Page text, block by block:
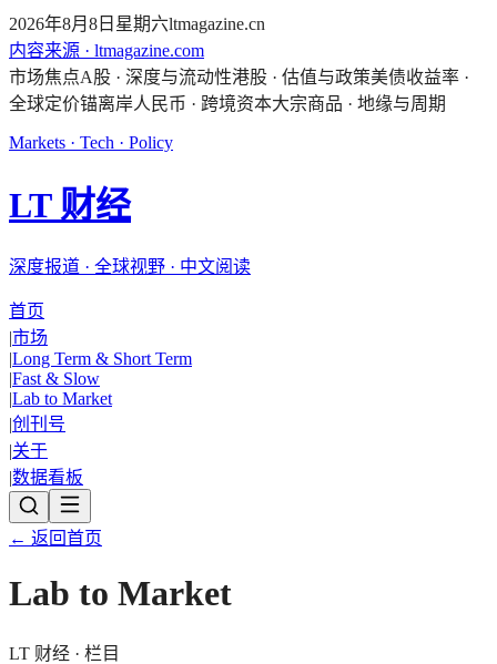
2026年8月8日星期六ltmagazine.cn
内容来源 · ltmagazine.com
市场焦点A股 · 深度与流动性港股 · 估值与政策美债收益率 ·
全球定价锚离岸人民币 · 跨境资本大宗商品 · 地缘与周期
Markets · Tech · Policy
LT 财经
深度报道 · 全球视野 · 中文阅读
首页
|市场
|Long Term & Short Term
|Fast & Slow
|Lab to Market
|创刊号
|关于
|数据看板
← 返回首页
Lab to Market
LT 财经 · 栏目